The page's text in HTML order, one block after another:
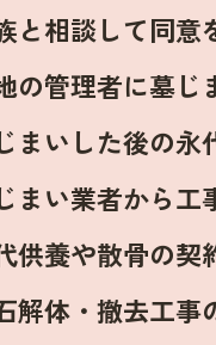
と相談して同意
の管理者に墓じ
まいした後の永
まい業者から工
供養や散骨の契
解体・撤去工事